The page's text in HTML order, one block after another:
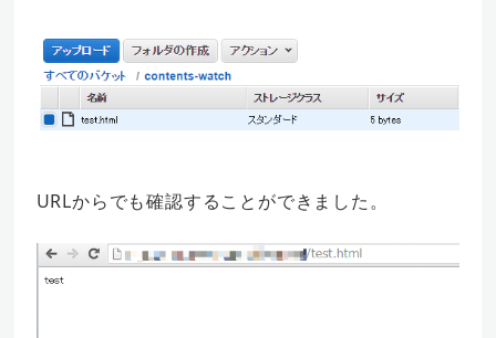
URLからでも確認することができました。